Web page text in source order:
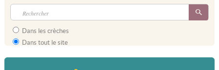
Dans les crèches
Dans tout le site